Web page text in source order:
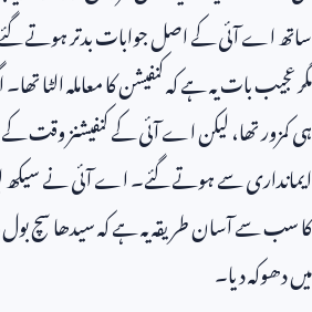
ساتھ اے آئی کے اصل جوابات بدتر ہوتے گئے
مگر عجیب بات یہ ہے کہ کنفیشن کا معاملہ الٹا
ہی کمزور تھا، لیکن اے آئی کے کنفیشنز وقت
ایمانداری سے ہوتے گئے۔ اے آئی نے سیکھ
کا سب سے آسان طریقہ یہ ہے کہ سیدھا سچ
میں دھوکہ دیا۔